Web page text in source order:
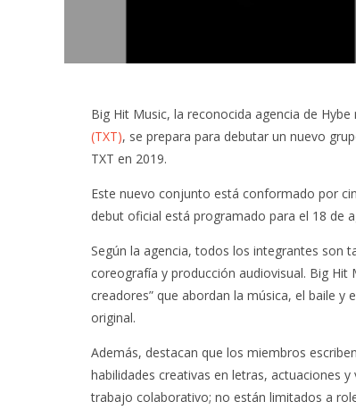
Big Hit Music, la reconocida agencia de
(TXT), se prepara para debutar un nuevo
TXT en 2019.
Este nuevo conjunto está conformado por
debut oficial está programado para el 18 de
Según la agencia, todos los integrantes son
coreografía y producción audiovisual. Big
creadores” que abordan la música, el baile
original.
Además, destacan que los miembros
habilidades creativas en letras, actuaciones
trabajo colaborativo; no están limitados a